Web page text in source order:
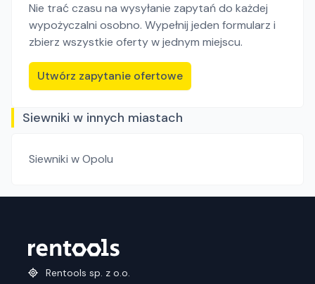
Nie trać czasu na wysyłanie zapytań do każdej
wypożyczalni osobno. Wypełnij jeden formularz i
zbierz wszystkie oferty w jednym miejscu.
Utwórz zapytanie ofertowe
Siewniki w innych miastach
Siewniki w Opolu
Rentools sp. z o.o.